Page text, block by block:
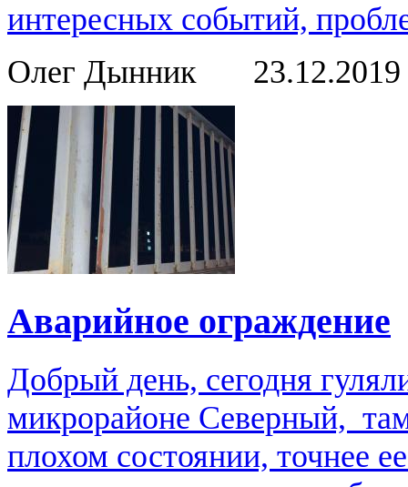
интересных событий,
Олег Дынник
23.12.2019
Аварийное ограждение
Добрый день, сегодня
микрорайоне Северный,
плохом состоянии, точнее